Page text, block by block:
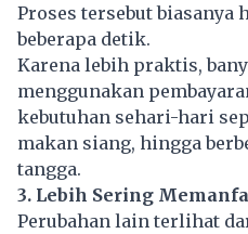
Proses tersebut biasanya
beberapa detik.
Karena lebih praktis,
menggunakan
kebutuhan sehari-hari
makan siang, hingga
tangga.
3. Lebih Sering
Perubahan lain terlihat